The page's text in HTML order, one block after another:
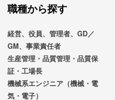
職種から探す
経営、役員、管理者、GD／
GM、事業責任者
生産管理・品質管理・品質保
証・工場長
機械系エンジニア（機械・電
気・電子）